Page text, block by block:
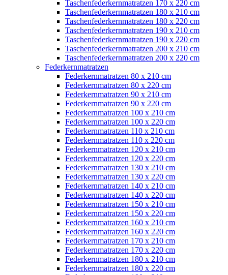
Taschenfederkernmatratzen 170 x 220 cm
Taschenfederkernmatratzen 180 x 210 cm
Taschenfederkernmatratzen 180 x 220 cm
Taschenfederkernmatratzen 190 x 210 cm
Taschenfederkernmatratzen 190 x 220 cm
Taschenfederkernmatratzen 200 x 210 cm
Taschenfederkernmatratzen 200 x 220 cm
Federkernmatratzen
Federkernmatratzen 80 x 210 cm
Federkernmatratzen 80 x 220 cm
Federkernmatratzen 90 x 210 cm
Federkernmatratzen 90 x 220 cm
Federkernmatratzen 100 x 210 cm
Federkernmatratzen 100 x 220 cm
Federkernmatratzen 110 x 210 cm
Federkernmatratzen 110 x 220 cm
Federkernmatratzen 120 x 210 cm
Federkernmatratzen 120 x 220 cm
Federkernmatratzen 130 x 210 cm
Federkernmatratzen 130 x 220 cm
Federkernmatratzen 140 x 210 cm
Federkernmatratzen 140 x 220 cm
Federkernmatratzen 150 x 210 cm
Federkernmatratzen 150 x 220 cm
Federkernmatratzen 160 x 210 cm
Federkernmatratzen 160 x 220 cm
Federkernmatratzen 170 x 210 cm
Federkernmatratzen 170 x 220 cm
Federkernmatratzen 180 x 210 cm
Federkernmatratzen 180 x 220 cm